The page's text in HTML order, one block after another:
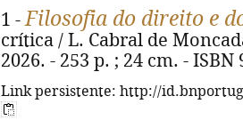
1 -Filosofia do direito e
crítica / L. Cabral de
2026. - 253 p. ; 24 cm. - ISBN
Link persistente: http://